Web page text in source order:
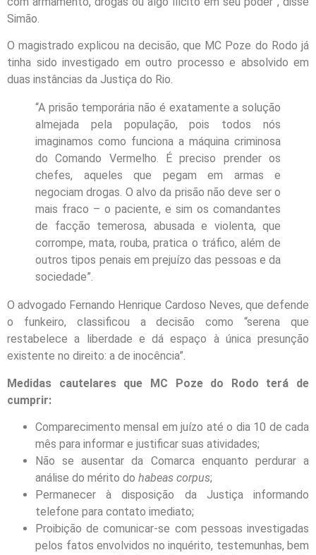
Simão.
O magistrado explicou na decisão, que MC Poze do Rodo já
tinha sido investigado em outro processo e absolvido em
duas instâncias da Justiça do Rio.
“A prisão temporária não é exatamente a solução
almejada pela população, pois todos nós
imaginamos como funciona a máquina criminosa
do Comando Vermelho. É preciso prender os
chefes, aqueles que pegam em armas e
negociam drogas. O alvo da prisão não deve ser o
mais fraco – o paciente, e sim os comandantes
de facção temerosa, abusada e violenta, que
corrompe, mata, rouba, pratica o tráfico, além de
outros tipos penais em prejuízo das pessoas e da
sociedade”.
O advogado Fernando Henrique Cardoso Neves, que defende
o funkeiro, classificou a decisão como “serena que
restabelece a liberdade e dá espaço à única presunção
existente no direito: a de inocência”.
Medidas cautelares que MC Poze do Rodo terá de
cumprir:
Comparecimento mensal em juízo até o dia 10 de cada
mês para informar e justificar suas atividades;
Não se ausentar da Comarca enquanto perdurar a
análise do mérito do habeas corpus;
Permanecer à disposição da Justiça informando
telefone para contato imediato;
Proibição de comunicar-se com pessoas investigadas
pelos fatos envolvidos no inquérito, testemunhas, bem